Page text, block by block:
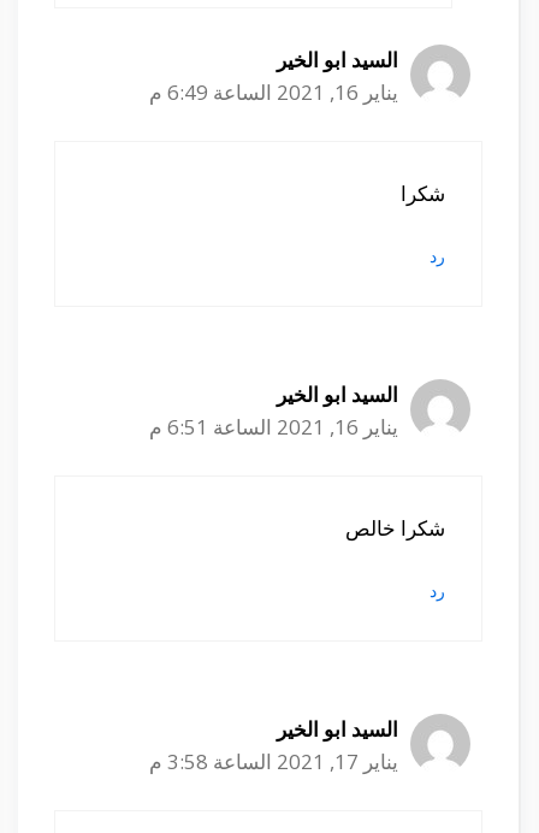
السيد ابو الخير
يناير 16, 2021 الساعة 6:49 م
شكرا
رد
السيد ابو الخير
يناير 16, 2021 الساعة 6:51 م
شكرا خالص
رد
السيد ابو الخير
يناير 17, 2021 الساعة 3:58 م